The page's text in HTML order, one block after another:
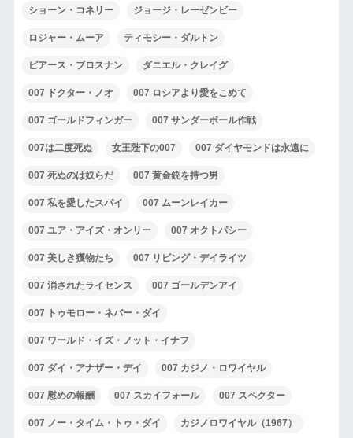
ショーン・コネリー ジョージ・レーゼンビー
ロジャー・ムーア ティモシー・ダルトン
ピアース・ブロスナン ダニエル・クレイグ
007 ドクター・ノオ 007 ロシアより愛をこめて
007 ゴールドフィンガー 007 サンダーボール作戦
007は二度死ぬ 女王陛下の007 007 ダイヤモンドは永遠に
007 死ぬのは奴らだ 007 黄金銃を持つ男
007 私を愛したスパイ 007 ムーンレイカー
007 ユア・アイズ・オンリー 007 オクトパシー
007 美しき獲物たち 007 リビング・デイライツ
007 消されたライセンス 007 ゴールデンアイ
007 トゥモロー・ネバー・ダイ
007 ワールド・イズ・ノット・イナフ
007 ダイ・アナザー・デイ 007 カジノ・ロワイヤル
007 慰めの報酬 007 スカイフォール 007 スペクター
007 ノー・タイム・トゥ・ダイ カジノロワイヤル（1967）